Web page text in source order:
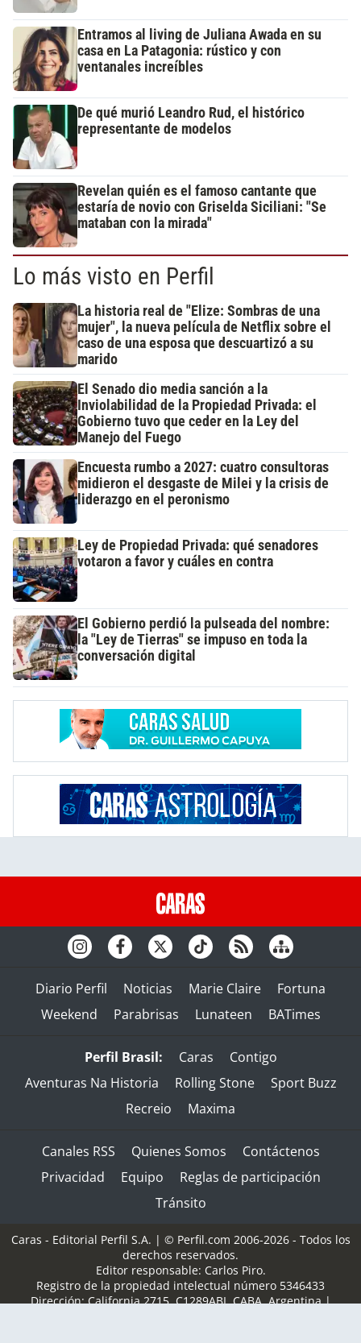
Entramos al living de Juliana Awada en su
casa en La Patagonia: rústico y con
ventanales increíbles
De qué murió Leandro Rud, el histórico
representante de modelos
Revelan quién es el famoso cantante que
estaría de novio con Griselda Siciliani: "Se
mataban con la mirada"
Lo más visto en Perfil
La historia real de "Elize: Sombras de una
mujer", la nueva película de Netflix sobre el
caso de una esposa que descuartizó a su
marido
El Senado dio media sanción a la
Inviolabilidad de la Propiedad Privada: el
Gobierno tuvo que ceder en la Ley del
Manejo del Fuego
Encuesta rumbo a 2027: cuatro consultoras
midieron el desgaste de Milei y la crisis de
liderazgo en el peronismo
Ley de Propiedad Privada: qué senadores
votaron a favor y cuáles en contra
El Gobierno perdió la pulseada del nombre:
la "Ley de Tierras" se impuso en toda la
conversación digital
Diario Perfil Noticias Marie Claire
Fortuna
Weekend
Parabrisas Lunateen BATimes
Perfil Brasil: Caras
Contigo
Aventuras Na Historia
Rolling Stone
Sport Buzz
Recreio
Maxima
Canales RSS Quienes Somos
Contáctenos
Privacidad
Equipo
Reglas de participación
Tránsito
Caras - Editorial Perfil S.A. | © Perfil.com 2006-2026 - Todos los
derechos reservados.
Editor responsable: Carlos Piro.
Registro de la propiedad intelectual número 5346433
Dirección:California 2715,C1289ABI,CABA, Argentina|